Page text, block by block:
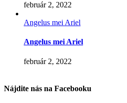
február 2, 2022
Angelus mei Ariel
Angelus mei Ariel
február 2, 2022
Nájdite nás na Facebooku